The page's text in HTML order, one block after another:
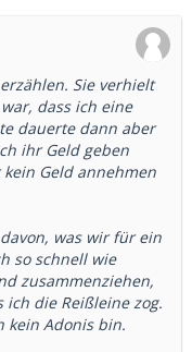
Sie verhielt
dass ich eine
dauerte dann aber
ihr Geld geben
Geld annehmen
was wir für ein
so schnell wie
zusammenziehen,
die Reißleine zog.
kein Adonis bin.